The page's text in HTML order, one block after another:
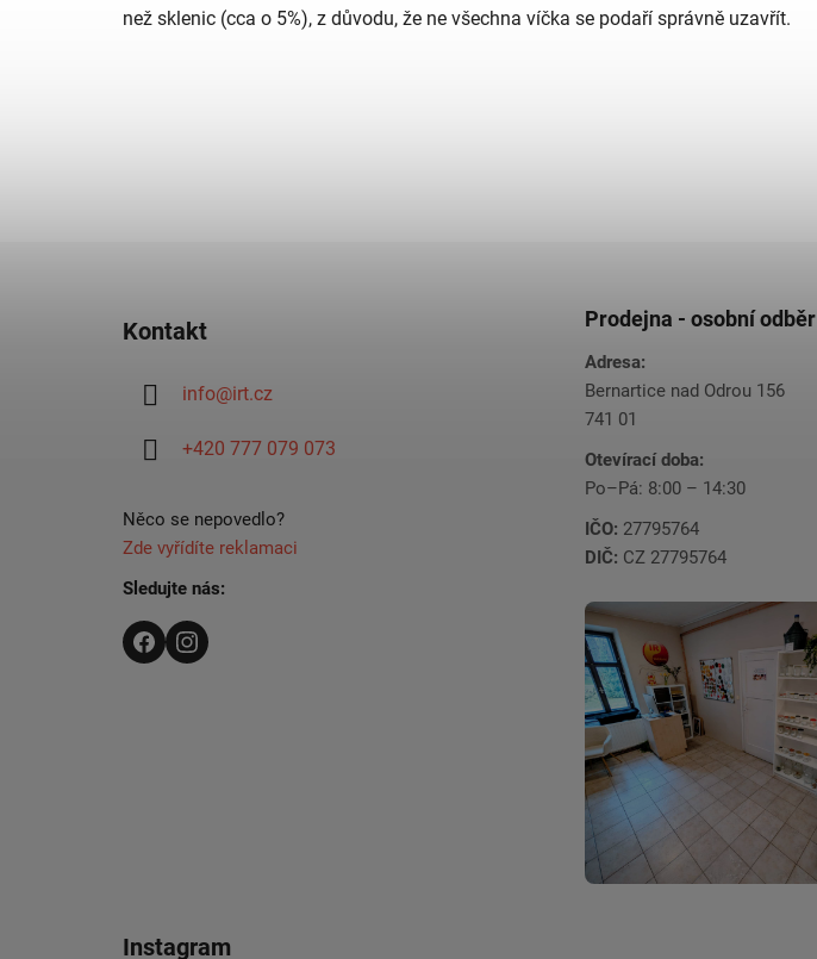
než sklenic (cca o 5%), z důvodu, že ne všechna víčka se podaří správně uzavřít.
Kontakt
info@irt.cz
+420 777 079 073
Něco se nepovedlo?
Zde vyřídíte reklamaci
Sledujte nás:
Prodejna - osobní odběr
Adresa:
Bernartice nad Odrou 156
741 01
Otevírací doba:
Po–Pá: 8:00 – 14:30
IČO: 27795764
DIČ: CZ 27795764
Instagram